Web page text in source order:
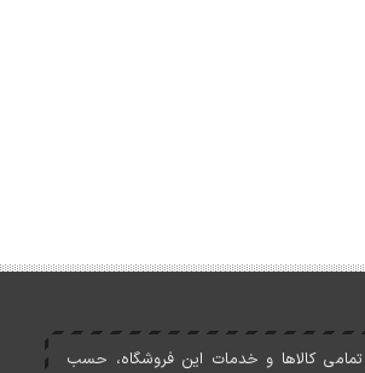
تمامی کالاها و خدمات اين فروشگاه، حسب